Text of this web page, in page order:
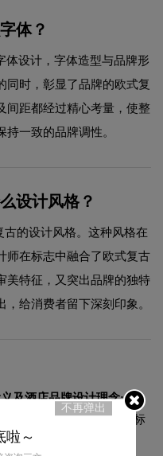
体？
体设计，字体造型与品牌形
同时，彰显了品牌的欧式复
间距都经过精心考量，使整
一致的品牌调性。
设计风格？
的设计风格。这种风格在
师在标志中融合了欧式复古
美特征，又突出品牌的独特
给消费者留下深刻印象。
及酒店品牌设计理念:
转载时请注明出处为诗宸标
不再弹出
啦～